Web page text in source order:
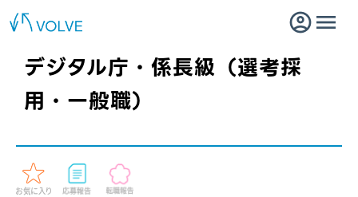
デジタル庁・係長級（選考採
用・一般職）